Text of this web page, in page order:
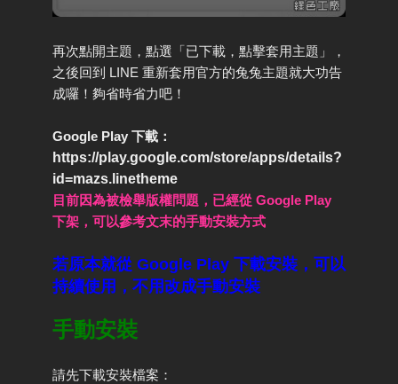
再次點開主題，點選「已下載，點擊套用主題」，
之後回到 LINE 重新套用官方的兔兔主題就大功告
成囉！夠省時省力吧！
Google Play 下載：
https://play.google.com/store/apps/details?
id=mazs.linetheme
目前因為被檢舉版權問題，已經從 Google Play
下架，可以參考文末的手動安裝方式
若原本就從 Google Play 下載安裝，可以
持續使用，不用改成手動安裝
手動安裝
請先下載安裝檔案：